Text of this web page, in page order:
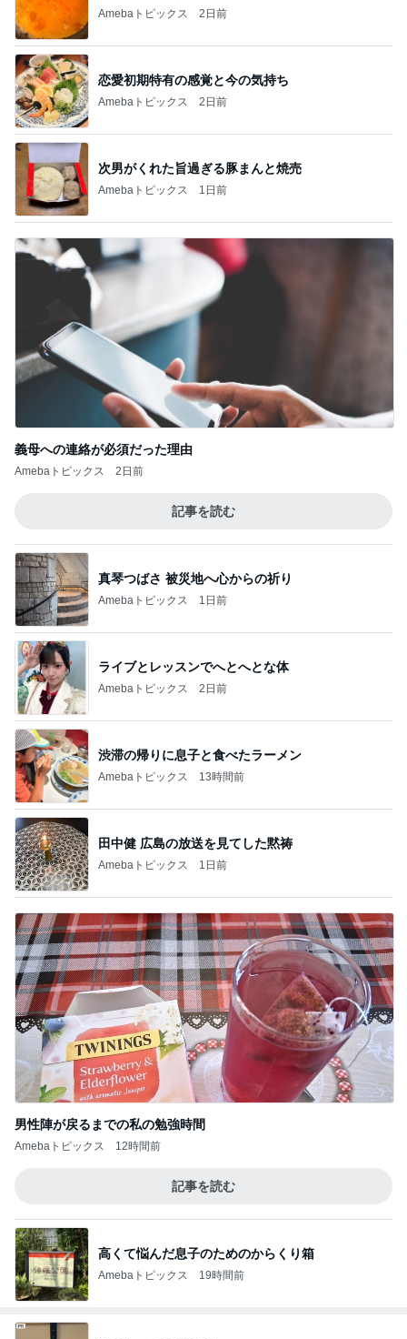
Amebaトピックス 2日前
恋愛初期特有の感覚と今の気持ち
Amebaトピックス 2日前
次男がくれた旨過ぎる豚まんと焼売
Amebaトピックス 1日前
義母への連絡が必須だった理由
Amebaトピックス 2日前
記事を読む
真琴つばさ 被災地へ心からの祈り
Amebaトピックス 1日前
ライブとレッスンでへとへとな体
Amebaトピックス 2日前
渋滞の帰りに息子と食べたラーメン
Amebaトピックス 13時間前
田中健 広島の放送を見てした黙祷
Amebaトピックス 1日前
男性陣が戻るまでの私の勉強時間
Amebaトピックス 12時間前
記事を読む
高くて悩んだ息子のためのからくり箱
Amebaトピックス 19時間前